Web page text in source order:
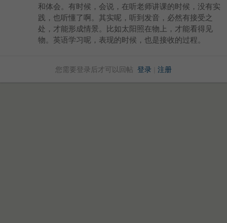
和体会。有时候，会说，在听老师讲课的时候，没有实
践，也听懂了啊。其实呢，听到发音，必然有接受之
处，才能形成情景。比如太阳照在物上，才能看得见
物。英语学习呢，表现的时候，也是接收的过程。
您需要登录后才可以回帖 登录 注册